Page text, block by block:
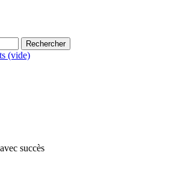
Rechercher
(vide)
succès